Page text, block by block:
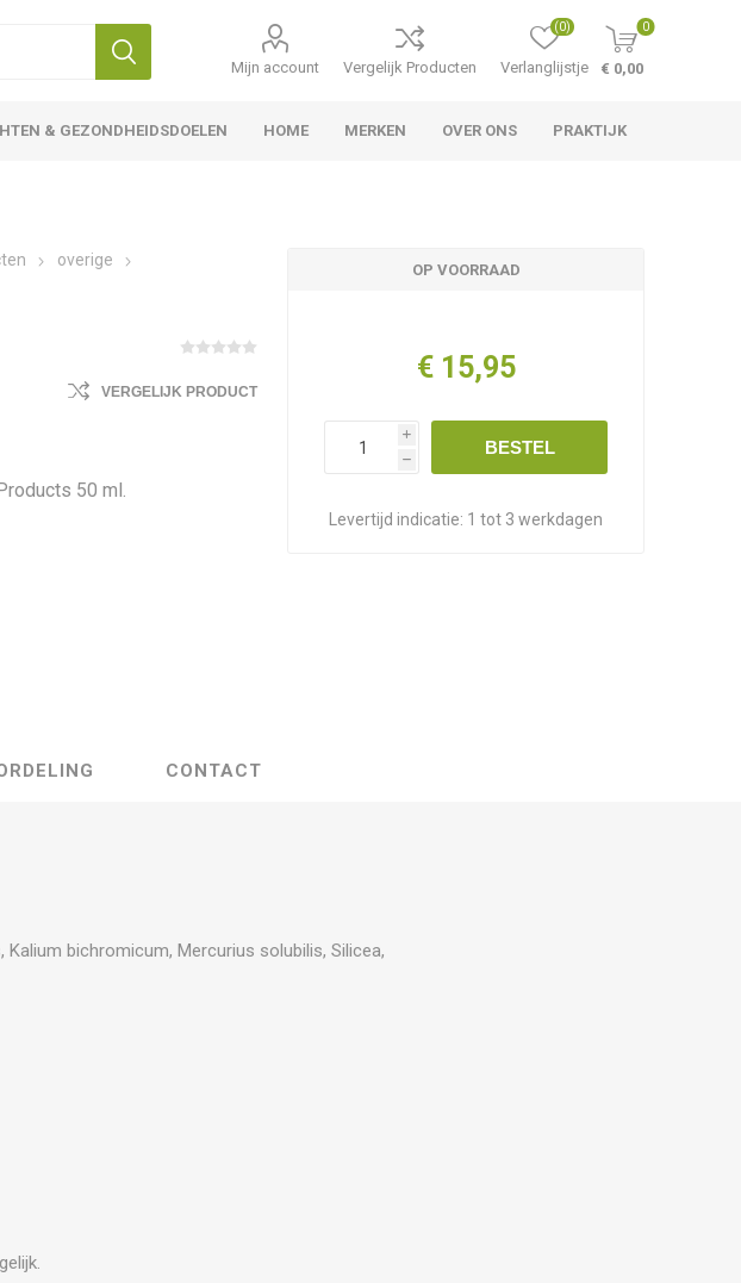
Mijn account Vergelijk Producten Verlanglijstje
(0) 0
€ 0,00
& GEZONDHEIDSDOELEN HOME MERKEN OVER ONS PRAKTIJK
overige
VERGELIJK PRODUCT
50 ml.
OP VOORRAAD
€ 15,95
i
h
BESTEL
Levertijd indicatie: 1 tot 3 werkdagen
CONTACT
bichromicum, Mercurius solubilis, Silicea,